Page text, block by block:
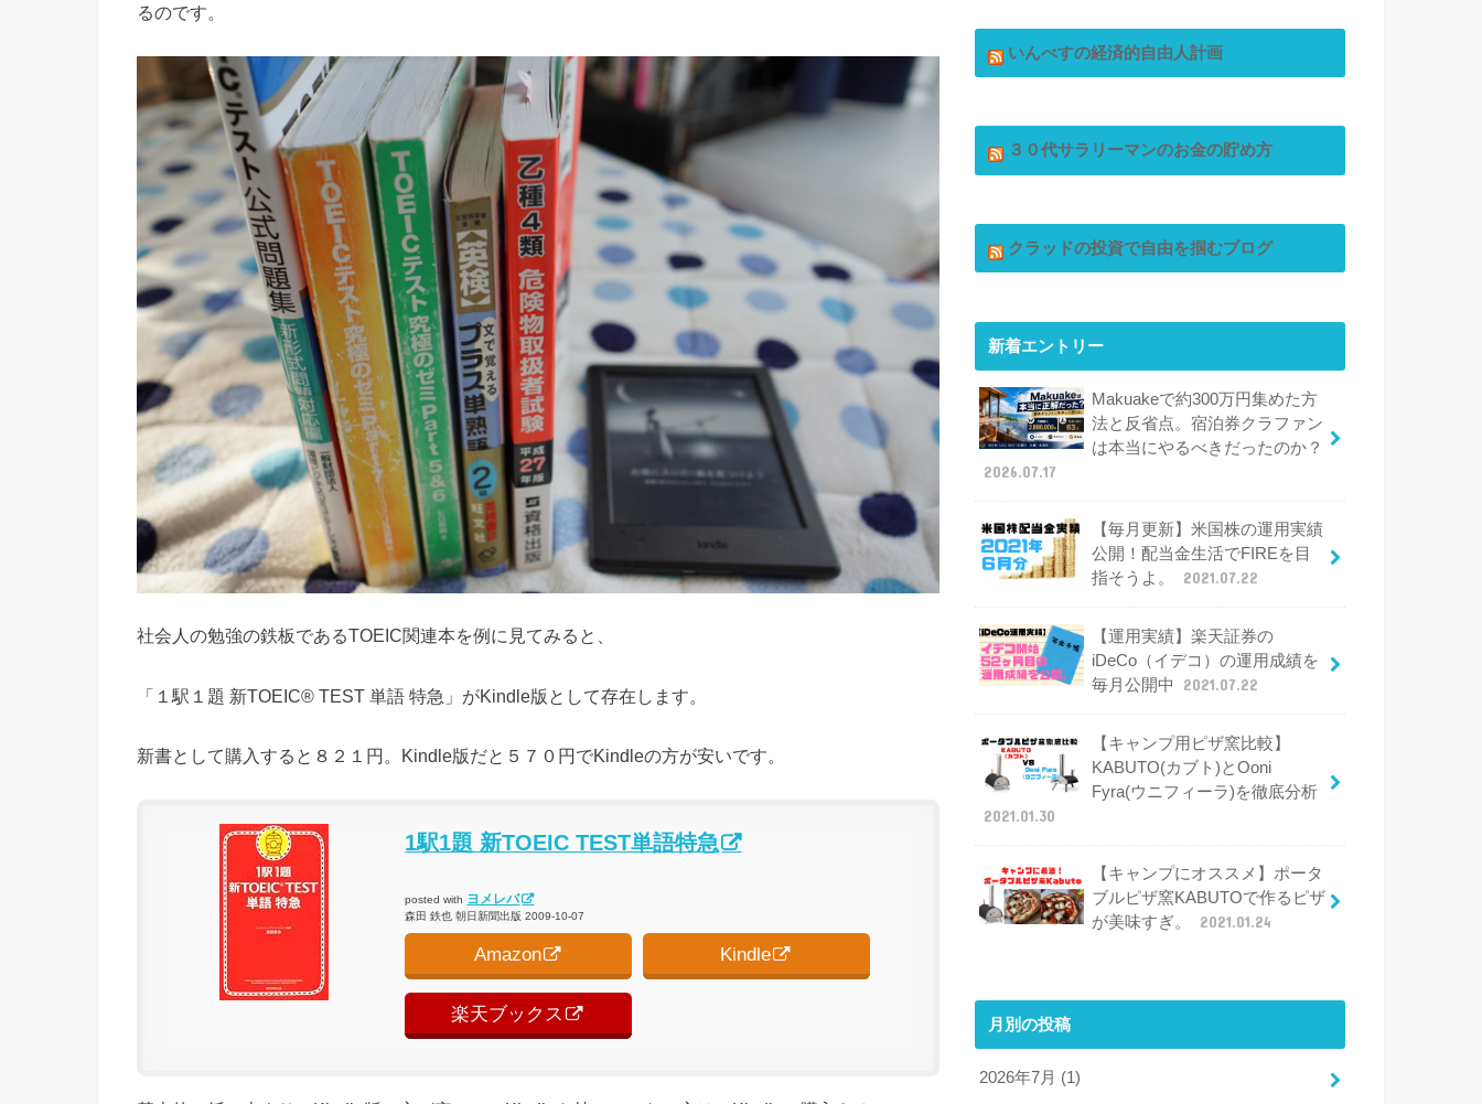
るのです。
社会人の勉強の鉄板であるTOEIC関連本を例に見てみると、
「１駅１題 新TOEIC® TEST 単語 特急」がKindle版として存在します。
新書として購入すると８２１円。Kindle版だと５７０円でKindleの方が安いです。
1駅1題 新TOEIC TEST単語特急
posted with ヨメレバ
森田 鉄也 朝日新聞出版 2009-10-07
Amazon Kindle
楽天ブックス
いんべすの経済的自由人計画
３０代サラリーマンのお金の貯め方
クラッドの投資で自由を掴むブログ
新着エントリー
Makuakeで約300万円集めた方
法と反省点。宿泊券クラファン
は本当にやるべきだったのか？
2026.07.17
【毎月更新】米国株の運用実績
公開！配当金生活でFIREを目
指そうよ。
2021.07.22
【運用実績】楽天証券の
iDeCo（イデコ）の運用成績を
毎月公開中
2021.07.22
【キャンプ用ピザ窯比較】
KABUTO(カブト)とOoni
Fyra(ウニフィーラ)を徹底分析
2021.01.30
【キャンプにオススメ】ポータ
ブルピザ窯KABUTOで作るピザ
が美味すぎ。
2021.01.24
月別の投稿
2026年7月 (1)